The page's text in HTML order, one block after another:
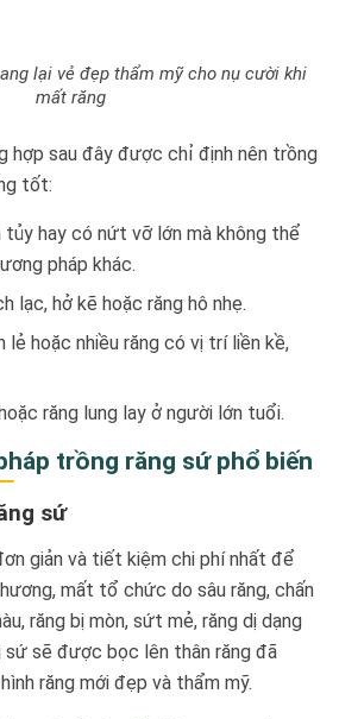
lại vẻ đẹp thẩm mỹ cho nụ cười khi
mất răng
hợp sau đây được chỉ định nên trồng
tốt:
tủy hay có nứt vỡ lớn mà không thể
pháp khác.
lạc, hở kẽ hoặc răng hô nhẹ.
lẻ hoặc nhiều răng có vị trí liền kề,
răng lung lay ở người lớn tuổi.
trồng răng sứ phổ biến
sứ
giản và tiết kiệm chi phí nhất để
mất tổ chức do sâu răng, chấn
răng bị mòn, sứt mẻ, răng dị dạng
sứ sẽ được bọc lên thân răng đã
răng mới đẹp và thẩm mỹ.